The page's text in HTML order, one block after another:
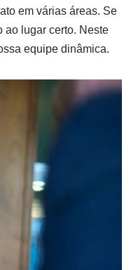
em várias áreas. Se
ao lugar certo. Neste
equipe dinâmica.